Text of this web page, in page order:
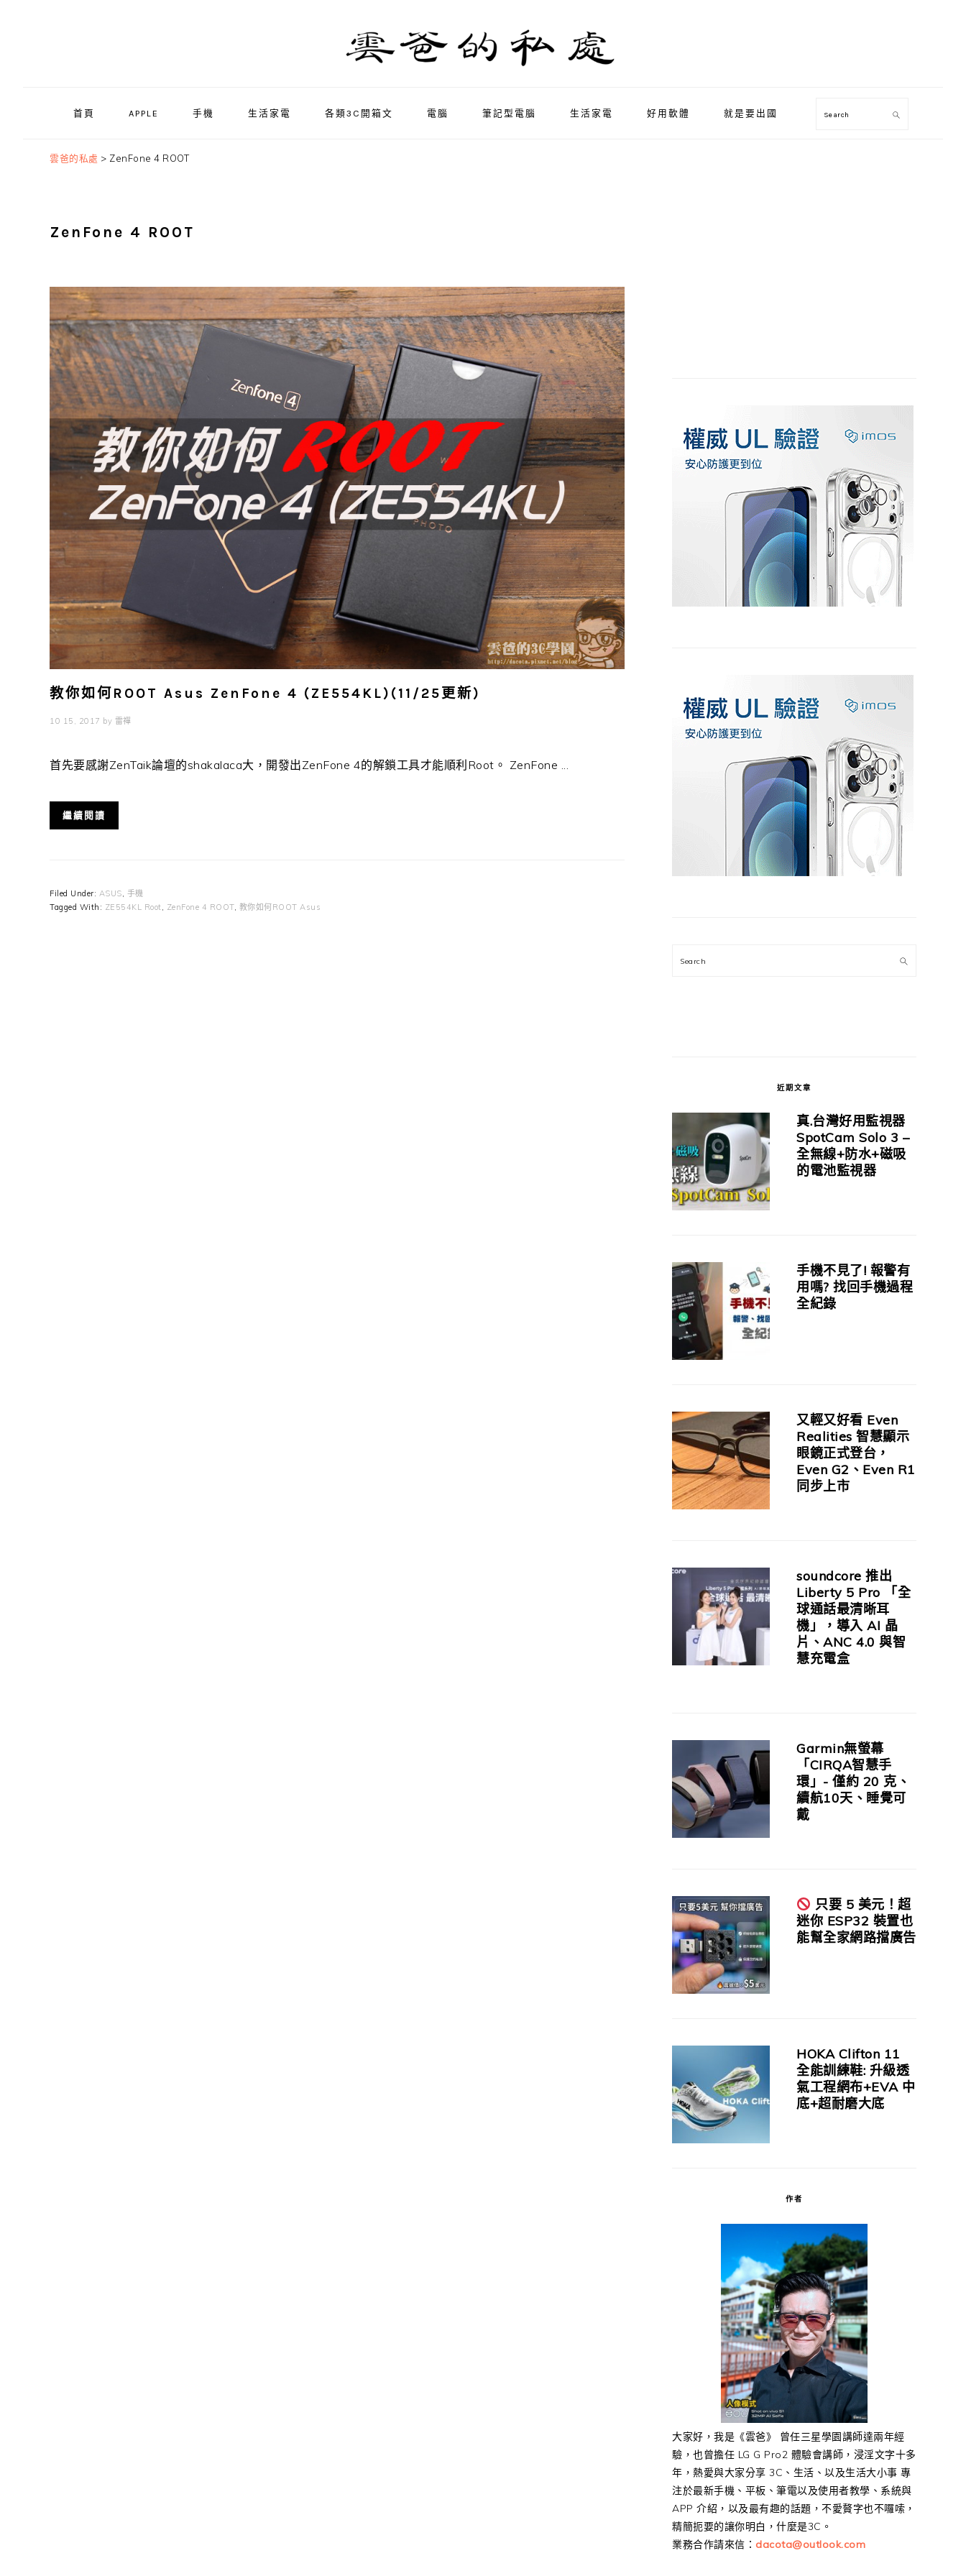
首頁 APPLE 手機 生活家電 各類3C開箱文 電腦 筆記型電腦 生活家電 好用軟體 就是要出國 Search
雲爸的私處 > ZenFone 4 ROOT
ZenFone 4 ROOT
教你如何ROOT Asus ZenFone 4 (ZE554KL)(11/25更新)
10 15, 2017 by 雷禪
首先要感謝ZenTaik論壇的shakalaca大，開發出ZenFone 4的解鎖工具才能順利Root。 ZenFone ...
繼續閱讀
Filed Under: ASUS, 手機
Tagged With: ZE554KL Root, ZenFone 4 ROOT, 教你如何ROOT Asus
Search
近期文章
真.台灣好用監視器
SpotCam Solo 3 –
全無線+防水+磁吸
的電池監視器
手機不見了! 報警有
用嗎? 找回手機過程
全紀錄
又輕又好看 Even
Realities 智慧顯示
眼鏡正式登台，
Even G2、Even R1
同步上市
soundcore 推出
Liberty 5 Pro 「全
球通話最清晰耳
機」，導入 AI 晶
片、ANC 4.0 與智
慧充電盒
Garmin無螢幕
「CIRQA智慧手
環」- 僅約 20 克、
續航10天、睡覺可
戴
只要 5 美元！超
迷你 ESP32 裝置也
能幫全家網路擋廣告
HOKA Clifton 11
全能訓練鞋: 升級透
氣工程網布+EVA 中
底+超耐磨大底
作者
大家好，我是《雲爸》 曾任三星學園講師達兩年經
驗，也曾擔任 LG G Pro2 體驗會講師，浸淫文字十多
年，熱愛與大家分享 3C、生活、以及生活大小事 專
注於最新手機、平板、筆電以及使用者教學、系統與
APP 介紹，以及最有趣的話題，不愛贅字也不囉嗦，
精簡扼要的讓你明白，什麼是3C。
業務合作請來信： dacota@outlook.com